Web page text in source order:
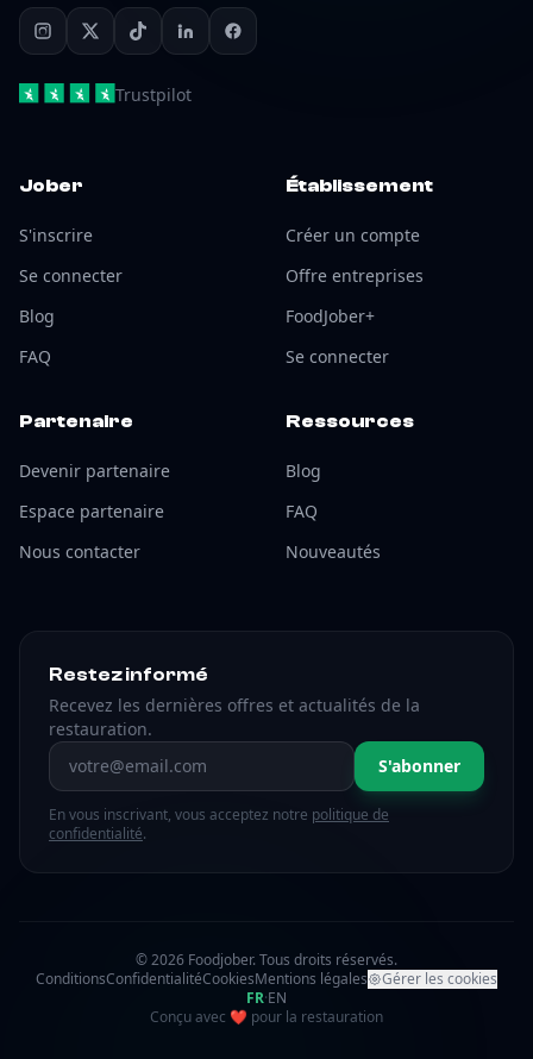
Trustpilot
Jober
S'inscrire
Se connecter
Blog
FAQ
Établissement
Créer un compte
Offre entreprises
FoodJober+
Se connecter
Partenaire
Devenir partenaire
Espace partenaire
Nous contacter
Ressources
Blog
FAQ
Nouveautés
Restez informé
Recevez les dernières offres et actualités de la
restauration.
Adresse email S'abonner
En vous inscrivant, vous acceptez notre politique de
confidentialité.
© 2026 Foodjober. Tous droits réservés.
ConditionsConfidentialitéCookiesMentions légales
Gérer les cookies
FR·EN
Conçu avec ❤ amour
pour la restauration